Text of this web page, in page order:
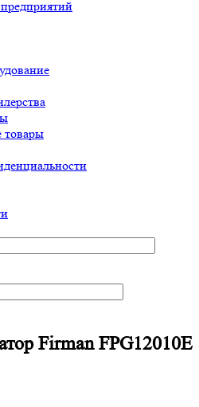
товары
Firman FPG12010E